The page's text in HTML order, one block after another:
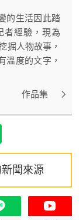
的生活因此踏
者經驗，現為
掘人物故事，
溫度的文字，
作品集
聞來源